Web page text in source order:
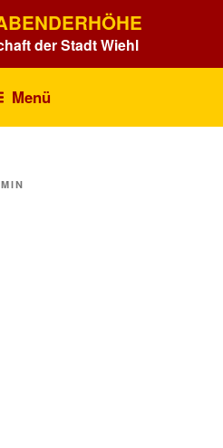
der Stadt Wiehl
Menü